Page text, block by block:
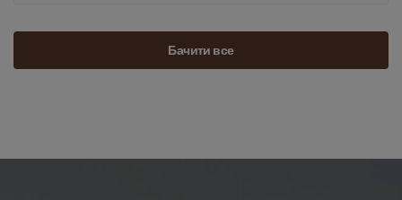
Бачити все